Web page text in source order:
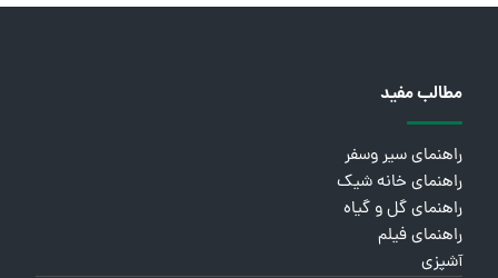
مطالب مفید
راهنمای سیر وسفر
راهنمای خانه شیک
راهنمای گل و گیاه
راهنمای فیلم
آشپزی